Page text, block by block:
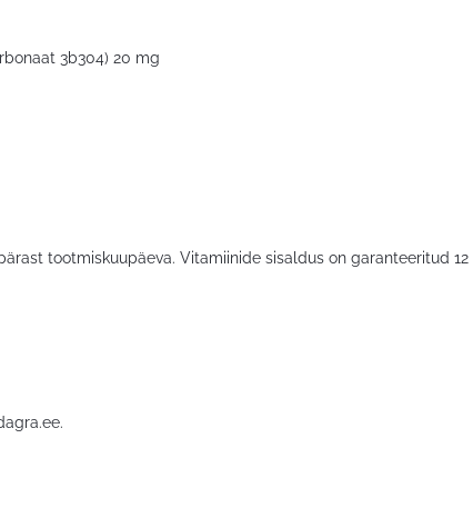
3b304) 20 mg
tootmiskuupäeva. Vitamiinide sisaldus on garanteeritud
.